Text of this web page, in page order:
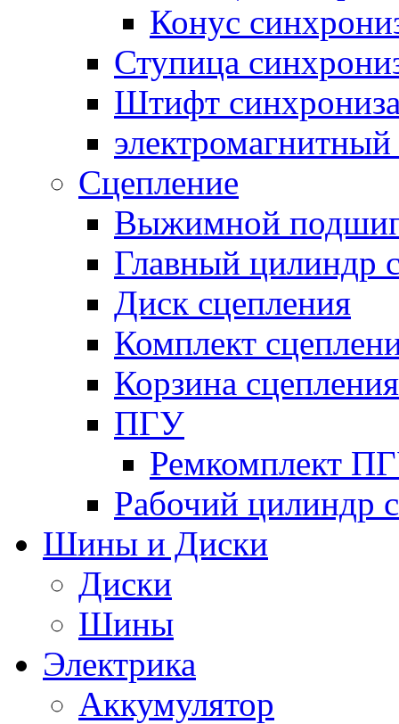
Конус
Ступица
Штифт
электромагнитный
Сцепление
Выжимной
Главный цилиндр
Диск сцепления
Комплект
Корзина сцепления
ПГУ
Ремкомплект
Рабочий цилиндр
Шины и Диски
Диски
Шины
Электрика
Аккумулятор